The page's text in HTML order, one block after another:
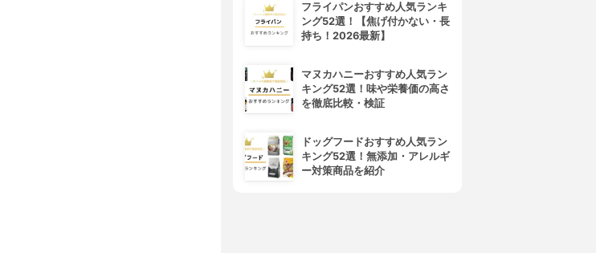
フライパンおすすめ人気ランキ
ング52選！【焦げ付かない・長
持ち！2026最新】
マヌカハニーおすすめ人気ラン
キング52選！味や栄養価の高さ
を徹底比較・検証
ドッグフードおすすめ人気ラン
キング52選！無添加・アレルギ
ー対策商品を紹介